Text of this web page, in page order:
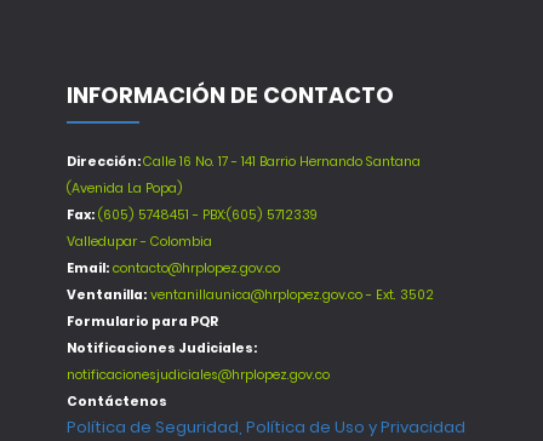
INFORMACIÓN DE CONTACTO
Dirección:Calle 16 No. 17 - 141 Barrio Hernando Santana
(Avenida La Popa)
Fax: (605) 5748451 - PBX:(605) 5712339
Valledupar - Colombia
Email: contacto@hrplopez.gov.co
Ventanilla: ventanillaunica@hrplopez.gov.co - Ext. 3502
Formulario para PQR
Notificaciones Judiciales:
notificacionesjudiciales@hrplopez.gov.co
Contáctenos
Política de Seguridad, Política de Uso y Privacidad